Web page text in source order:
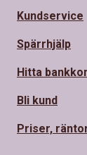
Kundservice
Spärrhjälp
Hitta
Bli kund
Priser,